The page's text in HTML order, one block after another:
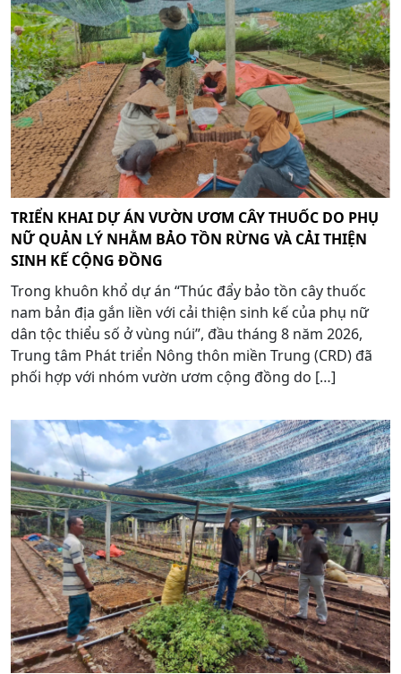
TRIỂN KHAI DỰ ÁN VƯỜN ƯƠM CÂY THUỐC DO PHỤ
NỮ QUẢN LÝ NHẰM BẢO TỒN RỪNG VÀ CẢI THIỆN
SINH KẾ CỘNG ĐỒNG
Trong khuôn khổ dự án “Thúc đẩy bảo tồn cây thuốc
nam bản địa gắn liền với cải thiện sinh kế của phụ nữ
dân tộc thiểu số ở vùng núi”, đầu tháng 8 năm 2026,
Trung tâm Phát triển Nông thôn miền Trung (CRD) đã
phối hợp với nhóm vườn ươm cộng đồng do […]